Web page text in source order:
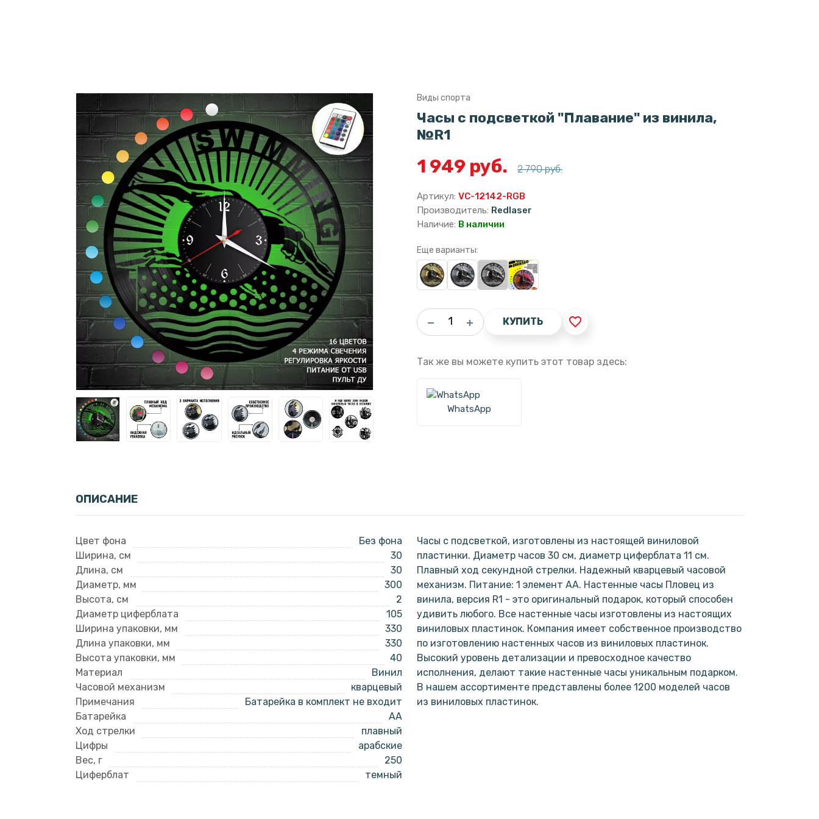
Виды спорта
Часы с подсветкой "Плавание" из винила,
№R1
1 949 руб. 2 790 руб.
Артикул: VC-12142-RGB
Производитель: Redlaser
Наличие: В наличии
Еще варианты:
КУПИТЬ favorite_border
Так же вы можете купить этот товар здесь:
WhatsApp
ОПИСАНИЕ
Цвет фона
Без фона
Ширина, см
30
Длина, см
30
Диаметр, мм
300
Высота, см
2
Диаметр циферблата
105
Ширина упаковки, мм
330
Длина упаковки, мм
330
Высота упаковки, мм
40
Материал
Винил
Часовой механизм
кварцевый
Примечания
Батарейка в комплект не входит
Батарейка
AA
Ход стрелки
плавный
Цифры
арабские
Вес, г
250
Циферблат
темный
Часы с подсветкой, изготовлены из настоящей виниловой
пластинки. Диаметр часов 30 см, диаметр циферблата 11 см.
Плавный ход секундной стрелки. Надежный кварцевый часовой
механизм. Питание: 1 элемент АА. Настенные часы Пловец из
винила, версия R1 - это оригинальный подарок, который способен
удивить любого. Все настенные часы изготовлены из настоящих
виниловых пластинок. Компания имеет собственное производство
по изготовлению настенных часов из виниловых пластинок.
Высокий уровень детализации и превосходное качество
исполнения, делают такие настенные часы уникальным подарком.
В нашем ассортименте представлены более 1200 моделей часов
из виниловых пластинок.